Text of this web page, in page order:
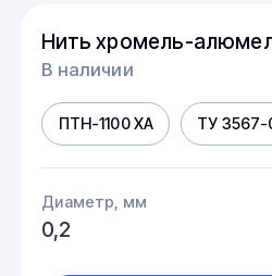
Нить хромель-
В наличии
ПТН-1100 ХА ТУ 3567-
Диаметр, мм
0,2